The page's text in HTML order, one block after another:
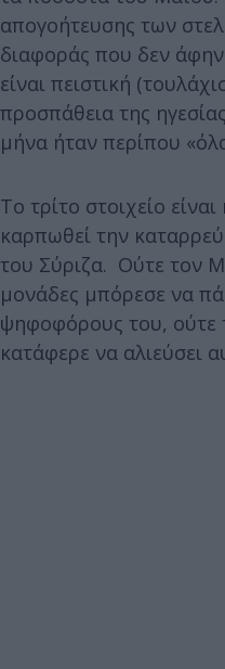
απογοήτευσης των
διαφοράς που δεν
είναι πειστική
προσπάθεια της
μήνα ήταν περίπου
Το τρίτο στοιχείο
καρπωθεί την
του Σύριζα. Ούτε τον
μονάδες μπόρεσε να
ψηφοφόρους του, ούτε
κατάφερε να αλιεύσει